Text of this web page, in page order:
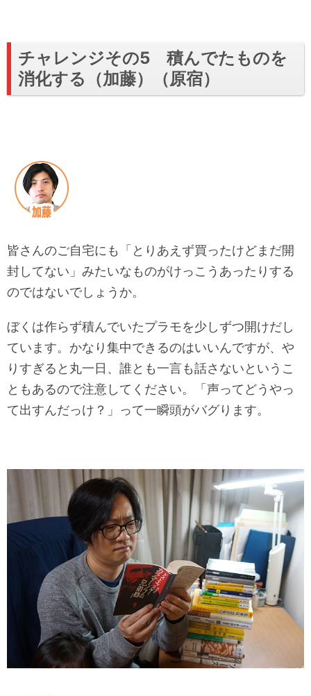
チャレンジその5 積んでたものを
消化する（加藤）（原宿）
皆さんのご自宅にも「とりあえず買ったけどまだ開
封してない」みたいなものがけっこうあったりする
のではないでしょうか。
ぼくは作らず積んでいたプラモを少しずつ開けだし
ています。かなり集中できるのはいいんですが、や
りすぎると丸一日、誰とも一言も話さないというこ
ともあるので注意してください。「声ってどうやっ
て出すんだっけ？」って一瞬頭がバグります。